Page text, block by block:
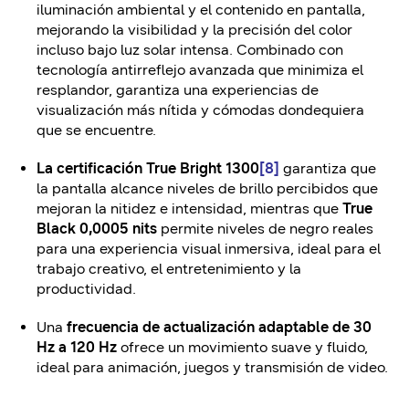
iluminación ambiental y el contenido en pantalla,
mejorando la visibilidad y la precisión del color
incluso bajo luz solar intensa. Combinado con
tecnología antirreflejo avanzada que minimiza el
resplandor, garantiza una experiencias de
visualización más nítida y cómodas dondequiera
que se encuentre.
La certificación True Bright 1300 [8] garantiza que
la pantalla alcance niveles de brillo percibidos que
mejoran la nitidez e intensidad, mientras que True
Black 0,0005 nits permite niveles de negro reales
para una experiencia visual inmersiva, ideal para el
trabajo creativo, el entretenimiento y la
productividad.
Una frecuencia de actualización adaptable de 30
Hz a 120 Hz ofrece un movimiento suave y fluido,
ideal para animación, juegos y transmisión de video.